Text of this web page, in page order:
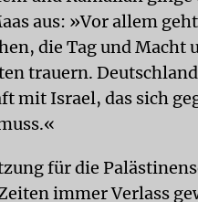
aus: »Vor allem
die Tag und Macht
trauern.
mit Israel, das sich
für die
immer Verlass